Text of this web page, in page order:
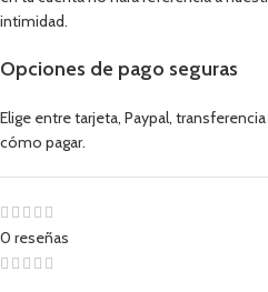
intimidad.
Opciones de pago seguras
Elige entre tarjeta, Paypal,
cómo pagar.
0 reseñas